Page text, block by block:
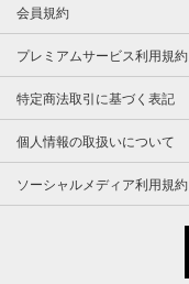
会員規約
プレミアムサービス利用規約
特定商法取引に基づく表記
個人情報の取扱いについて
ソーシャルメディア利用規約